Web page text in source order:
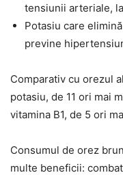
tensiunii arteriale,
Potasiu care
previne
Comparativ cu orezul
potasiu, de 11 ori mai
vitamina B1, de 5 ori
Consumul de orez
multe beneficii: